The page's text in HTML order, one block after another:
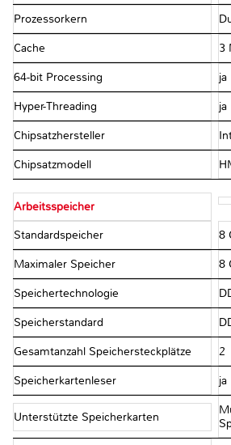
Prozessorkern
Cache 3
64-bit Processing ja
Hyper-Threading ja
Chipsatzhersteller
Chipsatzmodell
Arbeitsspeicher
Standardspeicher 8
Maximaler Speicher 8
Speichertechnologie
Speicherstandard
Gesamtanzahl Speichersteckplätze 2
Speicherkartenleser ja
Unterstützte Speicherkarten